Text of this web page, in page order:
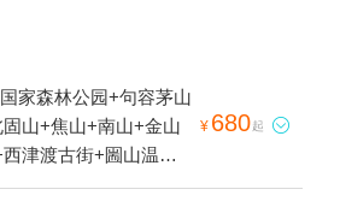
家森林公园+句容茅山
山+焦山+南山+金山
津渡古街+圌山温泉
本地玩乐+焦山古炮
¥ 680起 